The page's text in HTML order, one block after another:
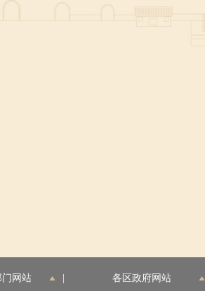
网站 各区政府网站